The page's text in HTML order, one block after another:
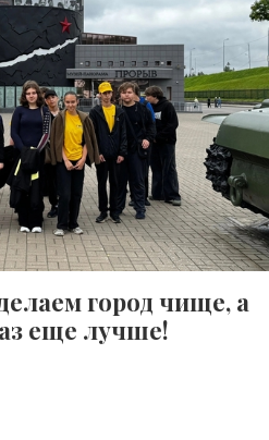
город чище, а
еще лучше!